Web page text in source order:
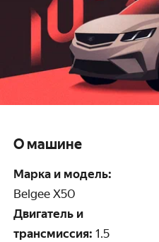
О машине
Марка и модель:
Belgee X50
Двигатель и
трансмиссия: 1.5